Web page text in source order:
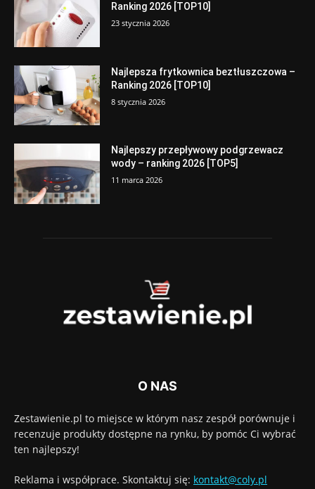
Ranking 2026 [TOP10]
23 stycznia 2026
Najlepsza frytkownica beztłuszczowa –
Ranking 2026 [TOP10]
8 stycznia 2026
Najlepszy przepływowy podgrzewacz
wody – ranking 2026 [TOP5]
11 marca 2026
O NAS
Zestawienie.pl to miejsce w którym nasz zespół porównuje i
recenzuje produkty dostępne na rynku, by pomóc Ci wybrać
ten najlepszy!
Reklama i współprace. Skontaktuj się: kontakt@coly.pl